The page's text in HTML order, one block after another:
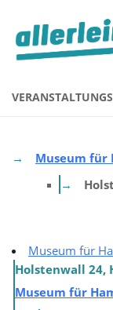
Museum für
Museum für
Holstenwall 24,
Museum für